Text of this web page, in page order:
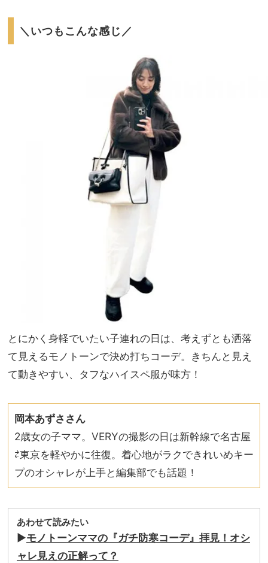
＼いつもこんな感じ／
とにかく身軽でいたい子連れの日は、考えずとも洒落
て見えるモノトーンで決め打ちコーデ。きちんと見え
て動きやすい、タフなハイスペ服が味方！
岡本あずささん
2歳女の子ママ。VERYの撮影の日は新幹線で名古屋
⇄東京を軽やかに往復。着心地がラクできれいめキー
プのオシャレが上手と編集部でも話題！
あわせて読みたい
▶︎モノトーンママの『ガチ防寒コーデ』拝見！オシ
ャレ見えの正解って？